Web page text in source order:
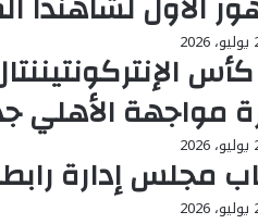
مواجهة
مجلس إدارة